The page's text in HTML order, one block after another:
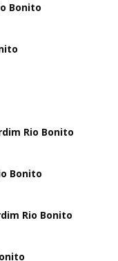
Bonito
Rio Bonito
Bonito
Rio Bonito